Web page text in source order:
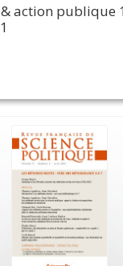
action publique